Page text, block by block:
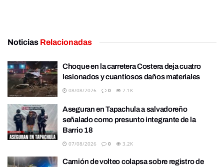
Noticias Relacionadas
Choque en la carretera Costera deja cuatro
lesionados y cuantiosos daños materiales
08/08/2026 0 2.1K
Aseguran en Tapachula a salvadoreño
señalado como presunto integrante de la
Barrio 18
07/08/2026 0 3.2K
Camión de volteo colapsa sobre registro de